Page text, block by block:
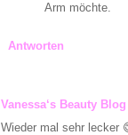
Arm möchte.
Antworten
Vanessa‘s Beauty Blog
Wieder mal sehr lecker